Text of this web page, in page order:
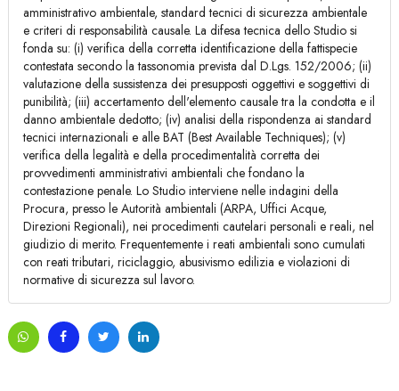
amministrativo ambientale, standard tecnici di sicurezza ambientale
e criteri di responsabilità causale. La difesa tecnica dello Studio si
fonda su: (i) verifica della corretta identificazione della fattispecie
contestata secondo la tassonomia prevista dal D.Lgs. 152/2006; (ii)
valutazione della sussistenza dei presupposti oggettivi e soggettivi di
punibilità; (iii) accertamento dell'elemento causale tra la condotta e il
danno ambientale dedotto; (iv) analisi della rispondenza ai standard
tecnici internazionali e alle BAT (Best Available Techniques); (v)
verifica della legalità e della procedimentalità corretta dei
provvedimenti amministrativi ambientali che fondano la
contestazione penale. Lo Studio interviene nelle indagini della
Procura, presso le Autorità ambientali (ARPA, Uffici Acque,
Direzioni Regionali), nei procedimenti cautelari personali e reali, nel
giudizio di merito. Frequentemente i reati ambientali sono cumulati
con reati tributari, riciclaggio, abusivismo edilizia e violazioni di
normative di sicurezza sul lavoro.